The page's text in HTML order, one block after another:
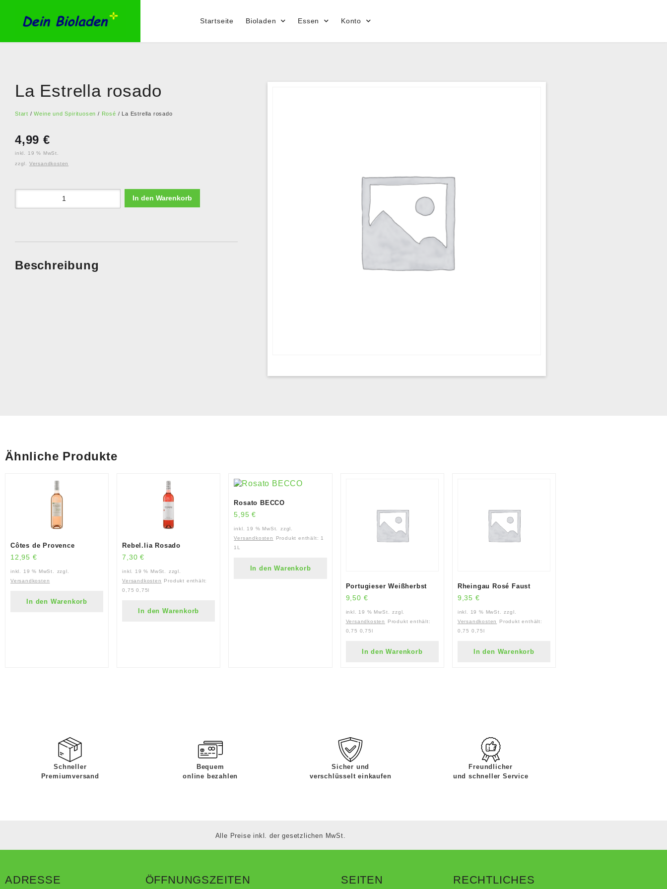
Startseite Bioladen Essen Konto
La Estrella rosado
Start /Weine und Spirituosen / Rosé / La Estrella rosado
4,99 €
inkl. 19 % MwSt.
zzgl. Versandkosten
In den Warenkorb
Beschreibung
Ähnliche Produkte
Côtes de Provence
12,95 €
inkl. 19 % MwSt.
zzgl.
Versandkosten
In den Warenkorb
Rebel.lia Rosado
7,30€
inkl. 19 % MwSt.
zzgl.
Versandkosten
Produkt enthält:
0,750,75l
In den Warenkorb
Rosato BECCO
5,95€
inkl. 19 % MwSt.
zzgl.
Versandkosten
Produkt enthält: 1
1L
In den Warenkorb
Portugieser Weißherbst
9,50 €
inkl. 19 % MwSt.
zzgl.
Versandkosten
Produkt enthält:
0,75 0,75l
In den Warenkorb
Rheingau Rosé Faust
9,35 €
inkl. 19 % MwSt.
zzgl.
Versandkosten
Produkt enthält:
0,75 0,75l
In den Warenkorb
Schneller
Premiumversand
Bequem
online bezahlen
Sicher und
verschlüsselt einkaufen
Freundlicher
und schneller Service
Alle Preise inkl. der gesetzlichen MwSt.
ADRESSE ÖFFNUNGSZEITEN SEITEN RECHTLICHES